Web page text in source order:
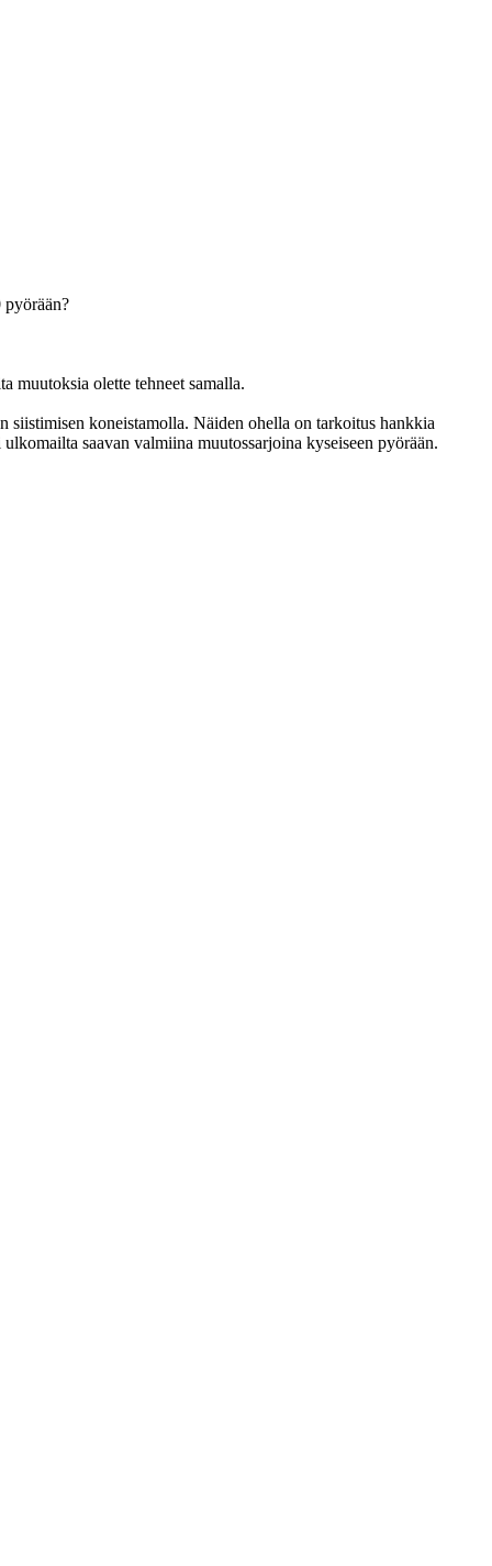
muutoksia olette tehneet samalla.
siistimisen koneistamolla. Näiden ohella on tarkoitus hankkia
saavan valmiina muutossarjoina kyseiseen pyörään.